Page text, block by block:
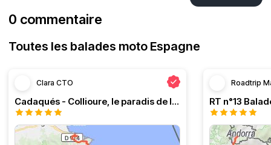
0 commentaire
Toutes les balades moto Espagne
Clara CTO
Cadaqués - Collioure, le paradis de la moto
Roadtrip